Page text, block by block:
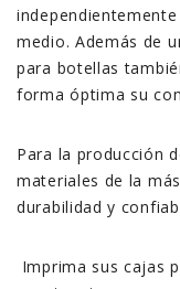
medio. Además de
para botellas
forma óptima su
Para la producción
materiales de la
durabilidad y
Imprima sus cajas